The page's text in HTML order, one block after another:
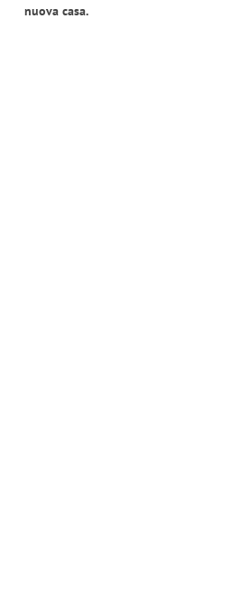
nuova casa.